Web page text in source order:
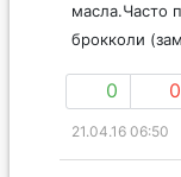
масла.Часто
брокколи
0 0
21.04.16 06:50